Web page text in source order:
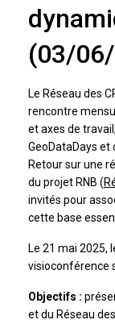
(03/
Le Réseau des
rencontre
et axes de
GeoDataDays
Retour sur une
du projet RNB (
invités pour
cette base
Le 21 mai 2025,
visioconférence
Objectifs :
et du Réseau